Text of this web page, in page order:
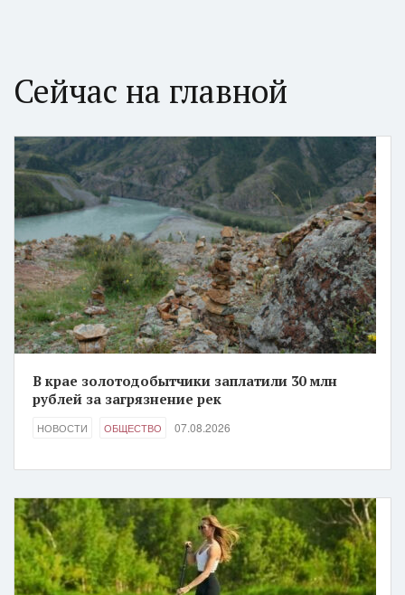
Сейчас на главной
В крае золотодобытчики заплатили 30 млн
рублей за загрязнение рек
НОВОСТИ ОБЩЕСТВО 07.08.2026